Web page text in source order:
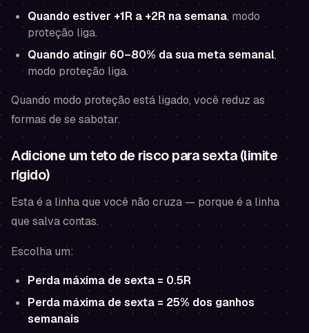
Quando estiver +1R a +2R na semana, modo
proteção liga.
Quando atingir 60–80% da sua meta semanal,
modo proteção liga.
Quando modo proteção está ligado, você reduz as
formas de se sabotar.
Adicione um teto de risco para sexta (limite
rígido)
Esta é a linha que você não cruza — porque é a linha
que salva contas.
Escolha um:
Perda máxima de sexta = 0.5R
Perda máxima de sexta = 25% dos ganhos
semanais